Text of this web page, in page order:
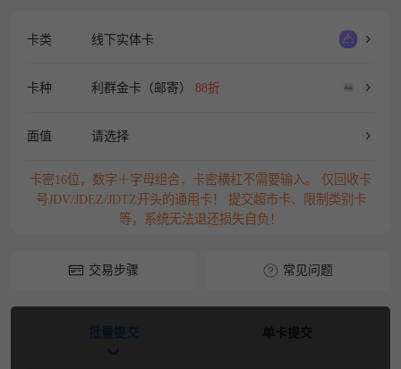
卡类 线下实体卡
卡种 利群金卡（邮寄） 88折
面值 请选择
卡密16位，数字＋字母组合，卡密横杠不需要输入。 仅回收卡
号JDV/JDEZ/JDTZ开头的通用卡！ 提交超市卡、限制类别卡
等，系统无法退还损失自负！
交易步骤 常见问题
批量提交 单卡提交